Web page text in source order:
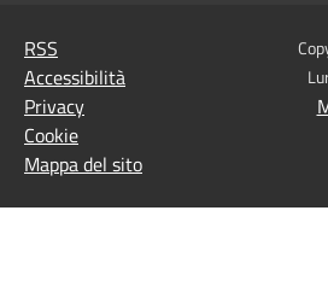
RSS
Accessibilità
Privacy
Cookie
Mappa del sito